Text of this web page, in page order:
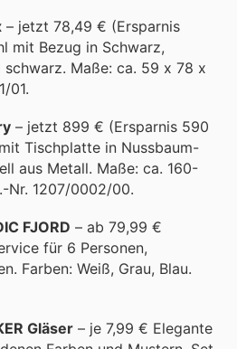
– jetzt 78,49 € (Ersparnis
mit Bezug in Schwarz,
Maße: ca. 59 x 78 x
01.
– jetzt 899 € (Ersparnis 590
Tischplatte in Nussbaum-
aus Metall. Maße: ca. 160-
Nr. 1207/0002/00.
FJORD – ab 79,99 €
für 6 Personen,
Farben: Weiß, Grau, Blau.
Gläser – je 7,99 € Elegante